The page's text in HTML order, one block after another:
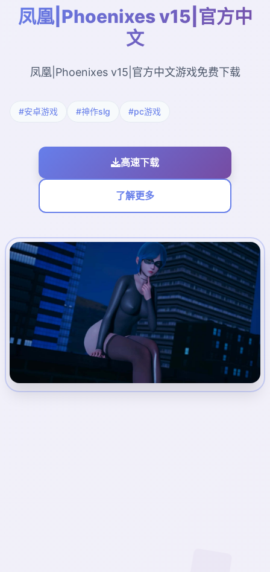
凤凰|Phoenixes v15|官方中
文
凤凰|Phoenixes v15|官方中文游戏免费下载
#安卓游戏 #神作slg #pc游戏
高速下载
了解更多